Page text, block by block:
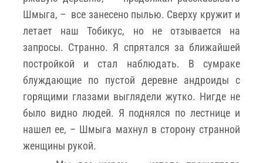
Шмыга, – все занесено пылью. Сверху кружит и
летает наш Тобикус, но не отзывается на
запросы. Странно. Я спрятался за ближайшей
постройкой и стал наблюдать. В сумраке
блуждающие по пустой деревне андроиды с
горящими глазами выглядели жутко. Нигде не
было видно людей. Я поднялся по лестнице и
нашел ее, – Шмыга махнул в сторону странной
женщины рукой.